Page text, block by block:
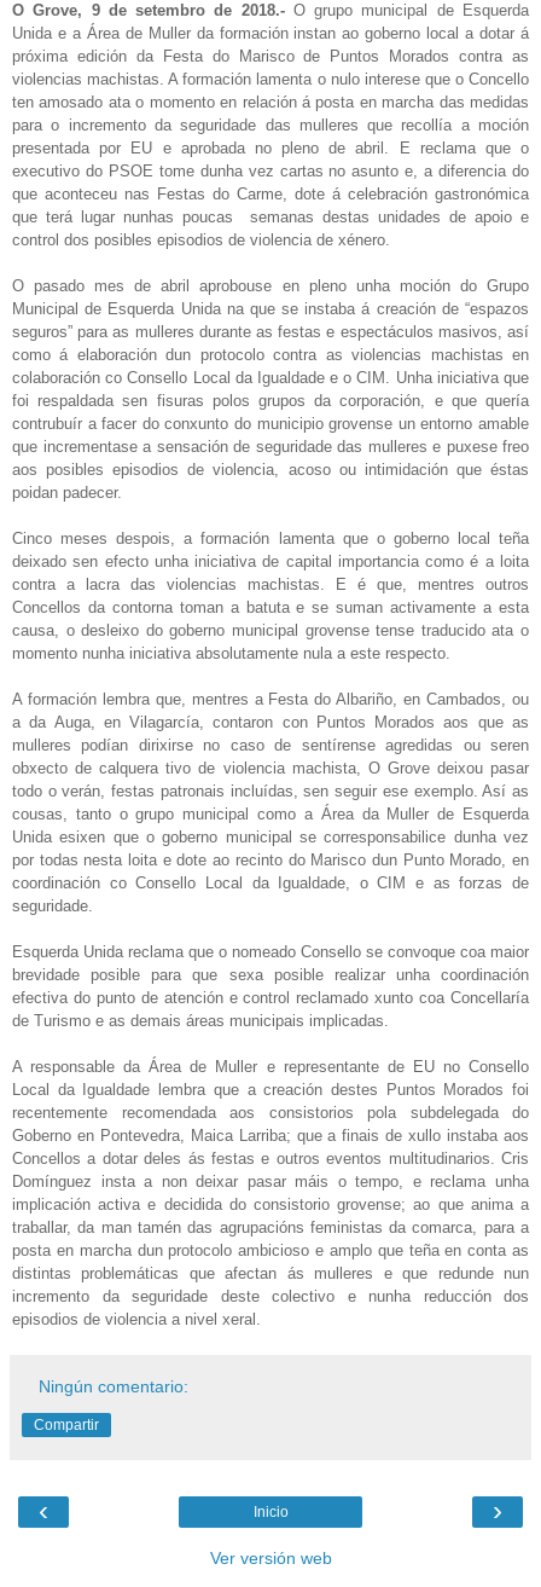
O Grove, 9 de setembro de 2018.- O grupo municipal de Esquerda
Unida e a Área de Muller da formación instan ao goberno local a dotar á
próxima edición da Festa do Marisco de Puntos Morados contra as
violencias machistas. A formación lamenta o nulo interese que o Concello
ten amosado ata o momento en relación á posta en marcha das medidas
para o incremento da seguridade das mulleres que recollía a moción
presentada por EU e aprobada no pleno de abril. E reclama que o
executivo do PSOE tome dunha vez cartas no asunto e, a diferencia do
que aconteceu nas Festas do Carme, dote á celebración gastronómica
que terá lugar nunhas poucas semanas destas unidades de apoio e
control dos posibles episodios de violencia de xénero.
O pasado mes de abril aprobouse en pleno unha moción do Grupo
Municipal de Esquerda Unida na que se instaba á creación de “espazos
seguros” para as mulleres durante as festas e espectáculos masivos, así
como á elaboración dun protocolo contra as violencias machistas en
colaboración co Consello Local da Igualdade e o CIM. Unha iniciativa que
foi respaldada sen fisuras polos grupos da corporación, e que quería
contrubuír a facer do conxunto do municipio grovense un entorno amable
que incrementase a sensación de seguridade das mulleres e puxese freo
aos posibles episodios de violencia, acoso ou intimidación que éstas
poidan padecer.
Cinco meses despois, a formación lamenta que o goberno local teña
deixado sen efecto unha iniciativa de capital importancia como é a loita
contra a lacra das violencias machistas. E é que, mentres outros
Concellos da contorna toman a batuta e se suman activamente a esta
causa, o desleixo do goberno municipal grovense tense traducido ata o
momento nunha iniciativa absolutamente nula a este respecto.
A formación lembra que, mentres a Festa do Albariño, en Cambados, ou
a da Auga, en Vilagarcía, contaron con Puntos Morados aos que as
mulleres podían dirixirse no caso de sentírense agredidas ou seren
obxecto de calquera tivo de violencia machista, O Grove deixou pasar
todo o verán, festas patronais incluídas, sen seguir ese exemplo. Así as
cousas, tanto o grupo municipal como a Área da Muller de Esquerda
Unida esixen que o goberno municipal se corresponsabilice dunha vez
por todas nesta loita e dote ao recinto do Marisco dun Punto Morado, en
coordinación co Consello Local da Igualdade, o CIM e as forzas de
seguridade.
Esquerda Unida reclama que o nomeado Consello se convoque coa maior
brevidade posible para que sexa posible realizar unha coordinación
efectiva do punto de atención e control reclamado xunto coa Concellaría
de Turismo e as demais áreas municipais implicadas.
A responsable da Área de Muller e representante de EU no Consello
Local da Igualdade lembra que a creación destes Puntos Morados foi
recentemente recomendada aos consistorios pola subdelegada do
Goberno en Pontevedra, Maica Larriba; que a finais de xullo instaba aos
Concellos a dotar deles ás festas e outros eventos multitudinarios. Cris
Domínguez insta a non deixar pasar máis o tempo, e reclama unha
implicación activa e decidida do consistorio grovense; ao que anima a
traballar, da man tamén das agrupacións feministas da comarca, para a
posta en marcha dun protocolo ambicioso e amplo que teña en conta as
distintas problemáticas que afectan ás mulleres e que redunde nun
incremento da seguridade deste colectivo e nunha reducción dos
episodios de violencia a nivel xeral.
Ningún comentario:
Compartir
‹ ›
Inicio
Ver versión web